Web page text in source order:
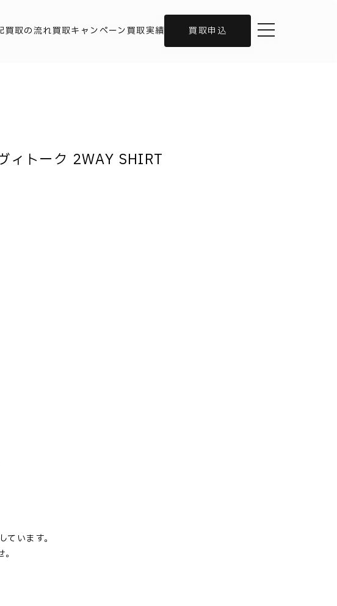
買取の流れ買取キャンペーン買取実績 買取申込 toggle navigation
ィトーク 2WAY SHIRT
います。